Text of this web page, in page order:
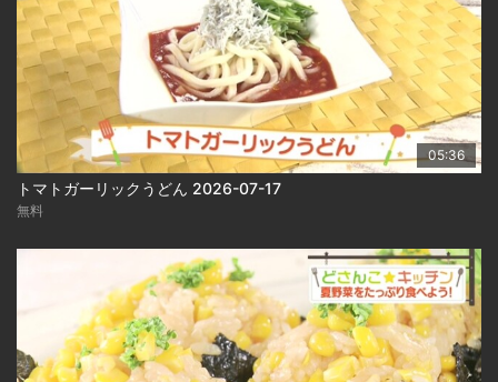
05:36
トマトガーリックうどん 2026-07-17
無料